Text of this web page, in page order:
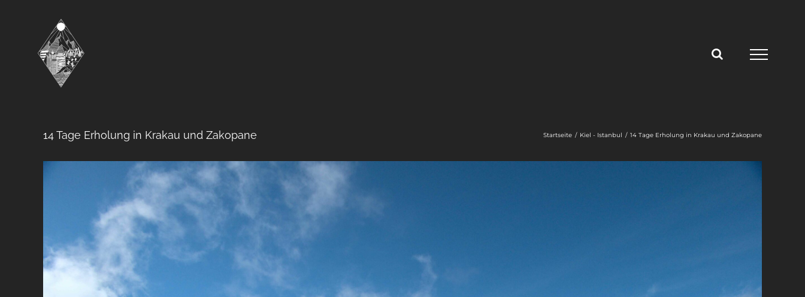
springen
14 Tage Erholung in Krakau und Zakopane Startseite Kiel - Istanbul 14 Tage Erholung in Krakau und Zakopane